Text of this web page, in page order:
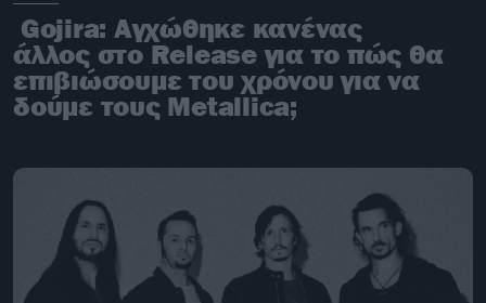
Gojira: Αγχώθηκε κανένας
άλλος στο Release για το πώς θα
επιβιώσουμε του χρόνου για να
δούμε τους Metallica;